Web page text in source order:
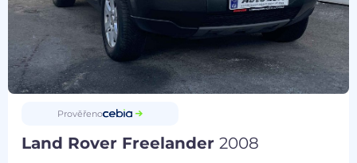
Prověřeno
Land Rover Freelander2008